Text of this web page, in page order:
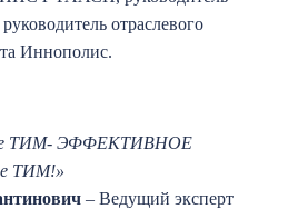
отраслевого
Иннополис.
ТИМ- ЭФФЕКТИВНОЕ
ТИМ!»
– Ведущий эксперт